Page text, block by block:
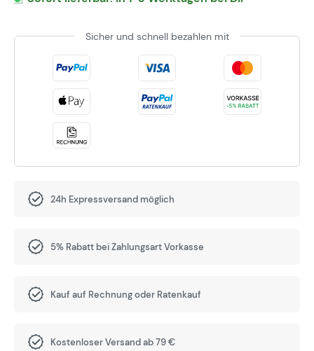
Sicher und schnell bezahlen mit
24h Expressversand möglich
5% Rabatt bei Zahlungsart Vorkasse
Kauf auf Rechnung oder Ratenkauf
Kostenloser Versand ab 79 €